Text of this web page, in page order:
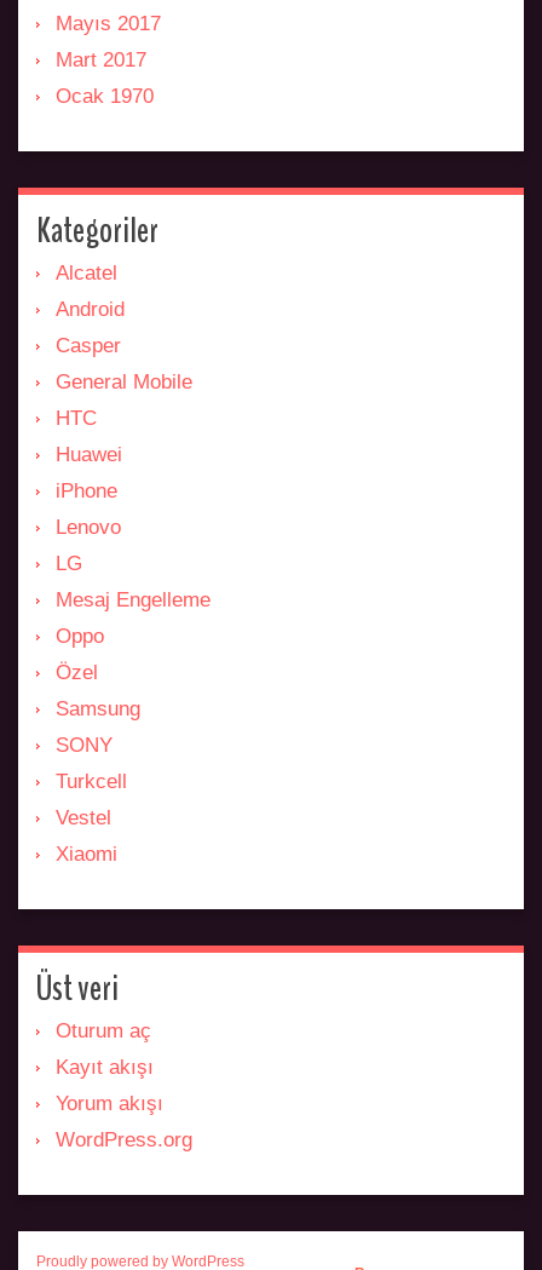
Mayıs 2017
Mart 2017
Ocak 1970
Kategoriler
Alcatel
Android
Casper
General Mobile
HTC
Huawei
iPhone
Lenovo
LG
Mesaj Engelleme
Oppo
Özel
Samsung
SONY
Turkcell
Vestel
Xiaomi
Üst veri
Oturum aç
Kayıt akışı
Yorum akışı
WordPress.org
Proudly powered by WordPress